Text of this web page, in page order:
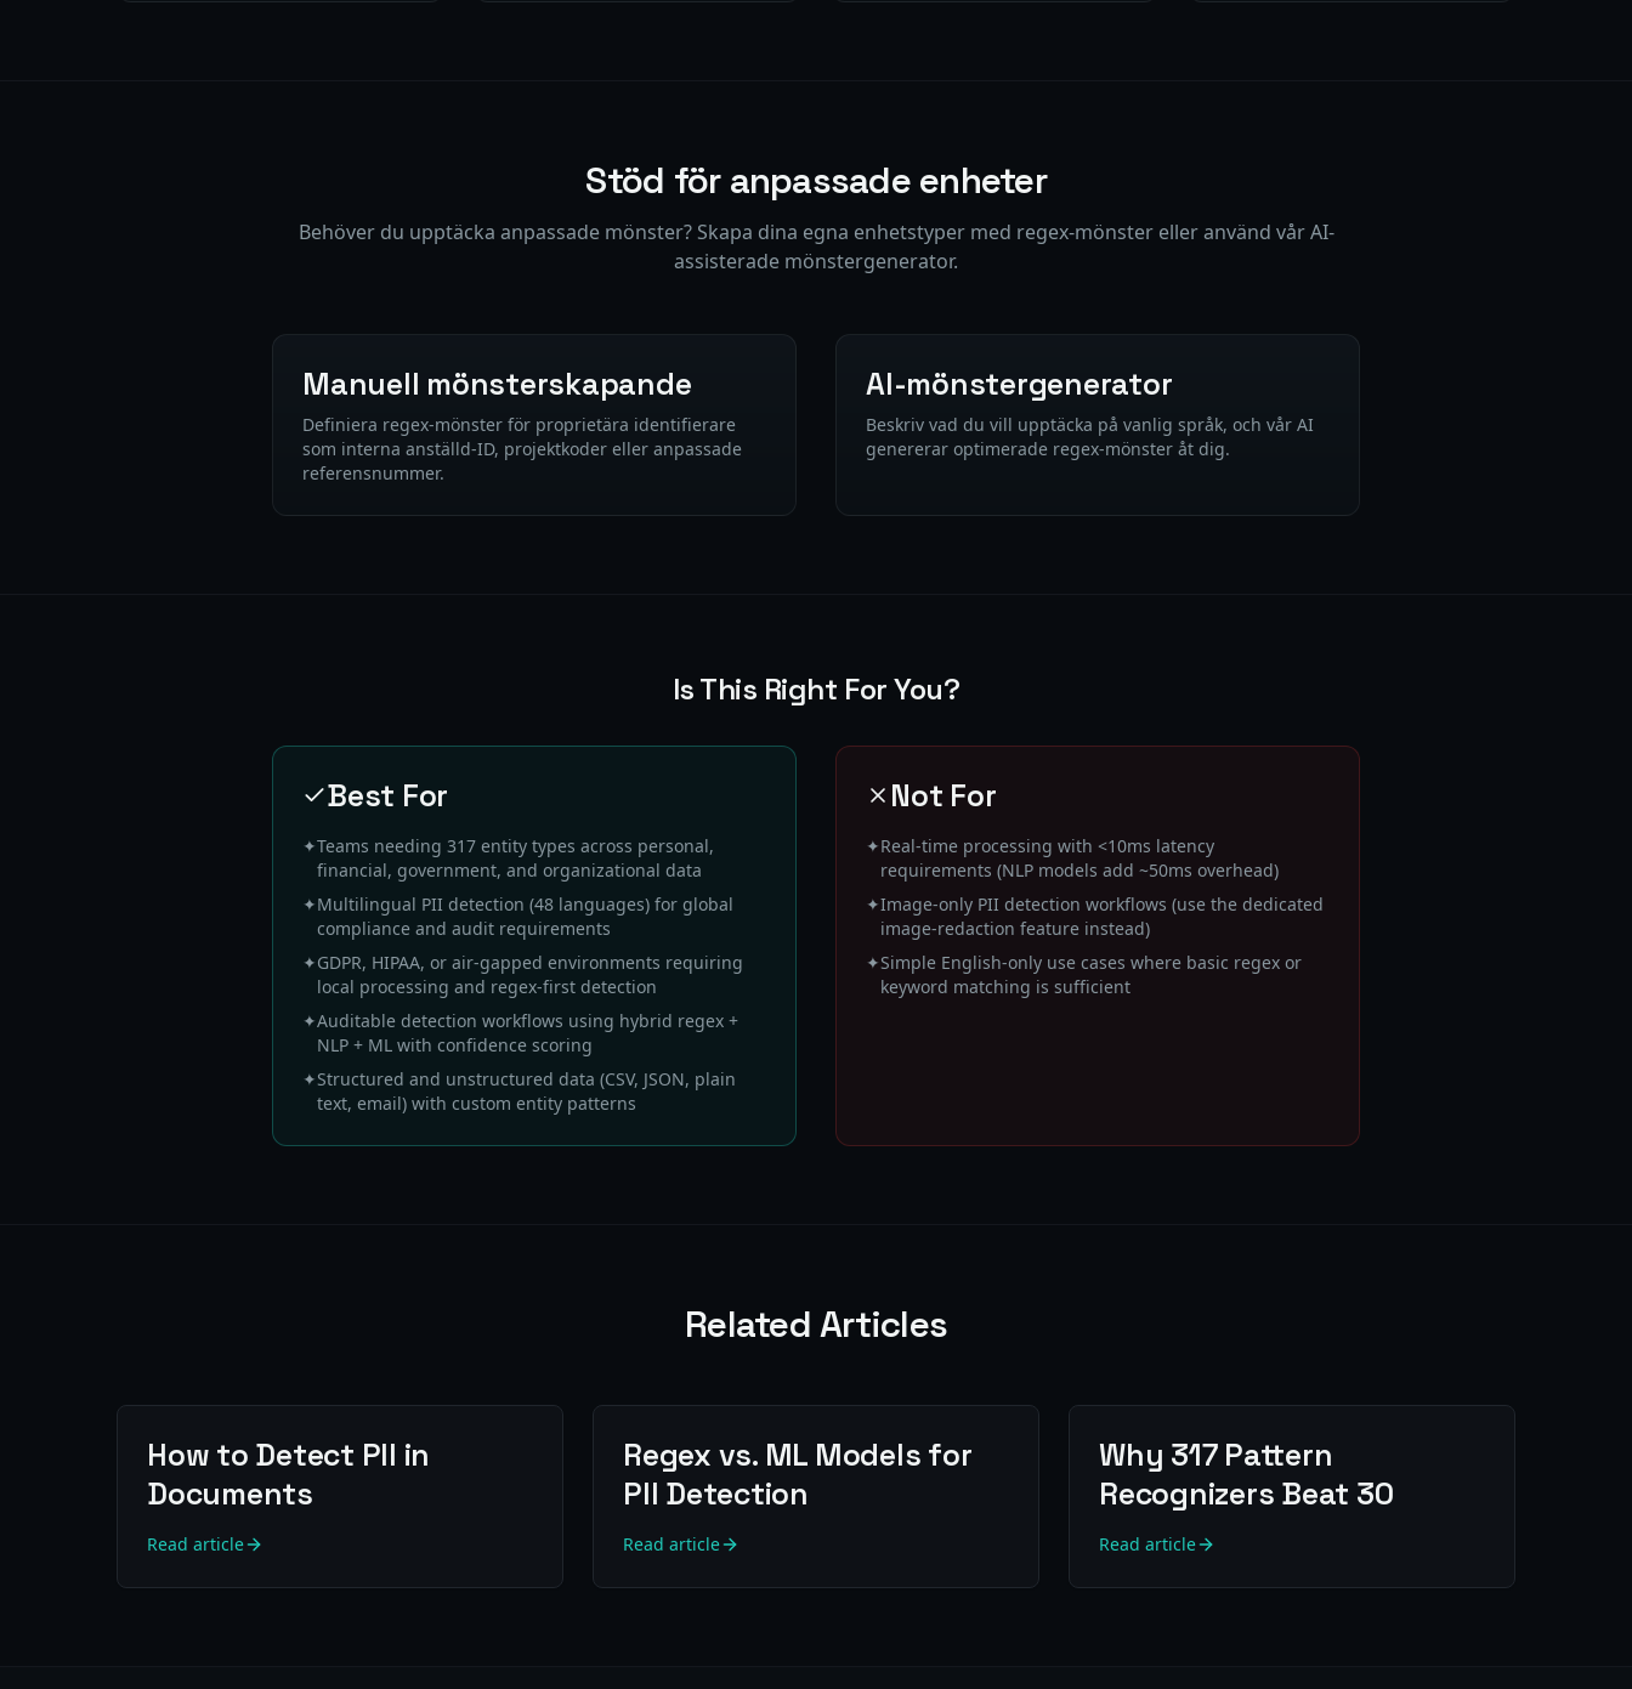
Stöd för anpassade enheter
Behöver du upptäcka anpassade mönster? Skapa dina egna enhetstyper med regex-mönster eller använd vår AI-
assisterade mönstergenerator.
Manuell mönsterskapande
Definiera regex-mönster för proprietära identifierare
som interna anställd-ID, projektkoder eller anpassade
referensnummer.
AI-mönstergenerator
Beskriv vad du vill upptäcka på vanlig språk, och vår AI
genererar optimerade regex-mönster åt dig.
Is This Right For You?
Best For
✦Teams needing 317 entity types across personal,
financial, government, and organizational data
✦Multilingual PII detection (48 languages) for global
compliance and audit requirements
✦GDPR, HIPAA, or air-gapped environments requiring
local processing and regex-first detection
✦Auditable detection workflows using hybrid regex +
NLP + ML with confidence scoring
✦Structured and unstructured data (CSV, JSON, plain
text, email) with custom entity patterns
Not For
✦Real-time processing with <10ms latency
requirements (NLP models add ~50ms overhead)
✦Image-only PII detection workflows (use the dedicated
image-redaction feature instead)
✦Simple English-only use cases where basic regex or
keyword matching is sufficient
Related Articles
How to Detect PII in
Documents
Read article
Regex vs. ML Models for
PII Detection
Read article
Why 317 Pattern
Recognizers Beat 30
Read article